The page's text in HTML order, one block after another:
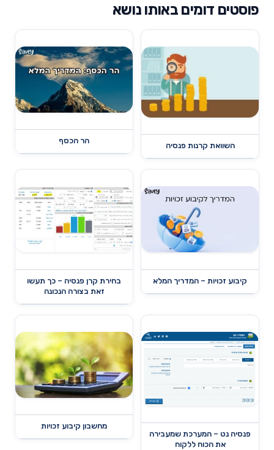
פוסטים דומים באותו נושא
השוואת קרנות פנסיה
הר הכסף
קיבוע זכויות – המדריך המלא
בחירת קרן פנסיה – כך תעשו
זאת בצורה הנכונה
פנסיה נט – המערכת שמעבירה
את הכוח ללקוח
מחשבון קיבוע זכויות